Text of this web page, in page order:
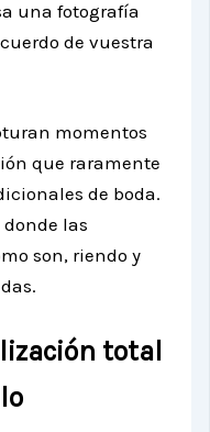
una fotografía
de vuestra
momentos
que raramente
de boda.
las
son, riendo y
total